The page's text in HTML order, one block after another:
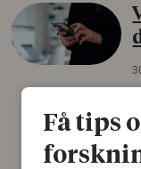
Få tips